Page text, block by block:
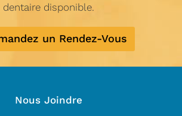
dentaire disponible.
un Rendez-Vous
Nous Joindre